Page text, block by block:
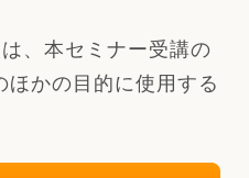
、本セミナー受講の
かの目的に使用する